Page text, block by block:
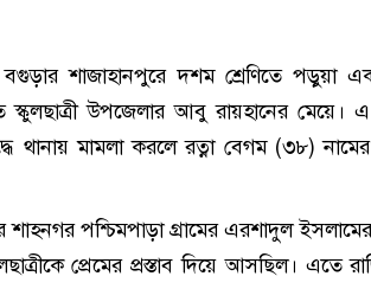
বগুড়ার শাজাহানপুরে দশম শ্রেণিতে পড়ুয়া এক
উপজেলার আবু রায়হানের
থানায় মামলা করলে রত্না বেগম (৩৮)
শাহনগর পশ্চিমপাড়া গ্রামের এরশাদুল
প্রেমের প্রস্তাব দিয়ে আসছিল। এতে